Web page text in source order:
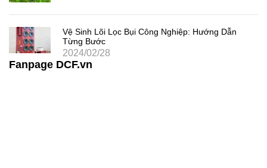
Vệ Sinh Lõi Lọc Bụi Công Nghiệp: Hướng Dẫn
Từng Bước
2024/02/28
Fanpage DCF.vn